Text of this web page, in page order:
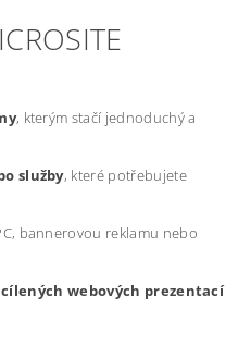
, kterým stačí jednoduchý a
služby, které potřebujete
bannerovou reklamu nebo
webových prezentací